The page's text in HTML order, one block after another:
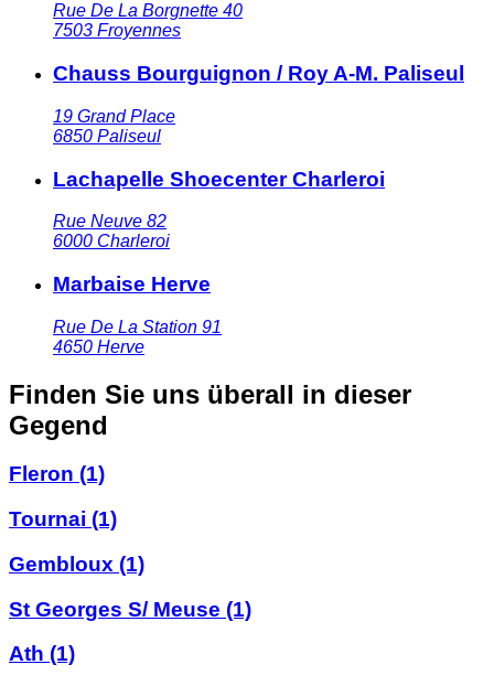
Rue De La Borgnette 40
7503 Froyennes
Chauss Bourguignon / Roy A-M. Paliseul
19 Grand Place
6850 Paliseul
Lachapelle Shoecenter Charleroi
Rue Neuve 82
6000 Charleroi
Marbaise Herve
Rue De La Station 91
4650 Herve
Finden Sie uns überall in dieser
Gegend
Fleron (1)
Tournai (1)
Gembloux (1)
St Georges S/ Meuse (1)
Ath (1)